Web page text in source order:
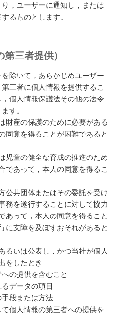
，ユーザーに通知し，または
るものとします。
三者提供）
除いて，あらかじめユーザー
三者に個人情報を提供するこ
個人情報保護法その他の法令
す。
財産の保護のために必要がある
同意を得ることが困難であると
児童の健全な育成の推進のため
であって，本人の同意を得るこ
公共団体またはその委託を受け
務を遂行することに対して協力
あって，本人の同意を得ること
に支障を及ぼすおそれがあると
るいは公表し，かつ当社が個人
をしたとき
の提供を含むこと
データの項目
段または方法
個人情報の第三者への提供を